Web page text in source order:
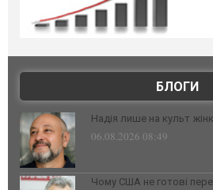
БЛОГИ
Надія лише на культ
06.08.2026 08:49
Чому США не готові